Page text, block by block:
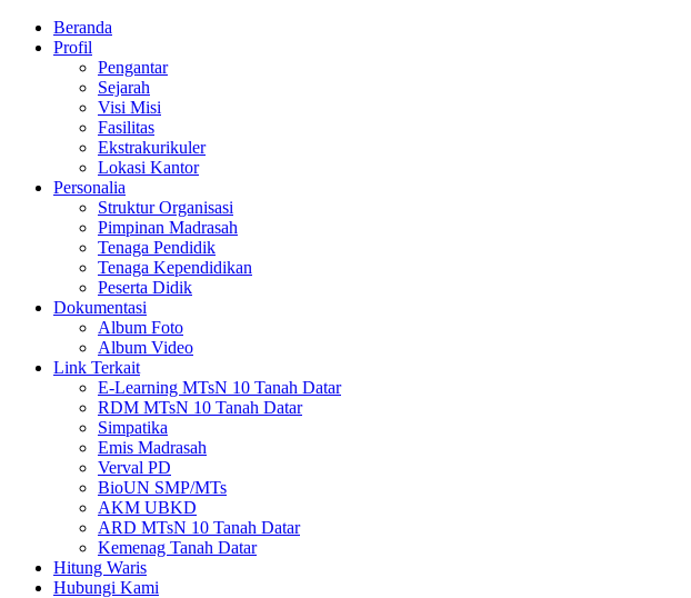
Beranda
Profil
Pengantar
Sejarah
Visi Misi
Fasilitas
Ekstrakurikuler
Lokasi Kantor
Personalia
Struktur Organisasi
Pimpinan Madrasah
Tenaga Pendidik
Tenaga Kependidikan
Peserta Didik
Dokumentasi
Album Foto
Album Video
Link Terkait
E-Learning MTsN 10 Tanah Datar
RDM MTsN 10 Tanah Datar
Simpatika
Emis Madrasah
Verval PD
BioUN SMP/MTs
AKM UBKD
ARD MTsN 10 Tanah Datar
Kemenag Tanah Datar
Hitung Waris
Hubungi Kami